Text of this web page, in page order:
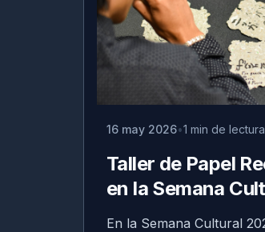
16 may 2026 1 min de lectura
Taller de Papel
en la Semana
En la Semana Cultural